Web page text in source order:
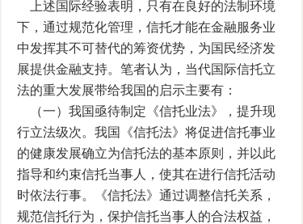
上述国际经验表明，只有在良好的法制环境
下，通过规范化管理，信托才能在金融服务业
中发挥其不可替代的筹资优势，为国民经济发
展提供金融支持。笔者认为，当代国际信托立
法的重大发展带给我国的启示主要有：
（一）我国亟待制定《信托业法》，提升现
行立法级次。我国《信托法》将促进信托事业
的健康发展确立为信托法的基本原则，并以此
指导和约束信托当事人，使其在进行信托活动
时依法行事。《信托法》通过调整信托关系，
规范信托行为，保护信托当事人的合法权益，